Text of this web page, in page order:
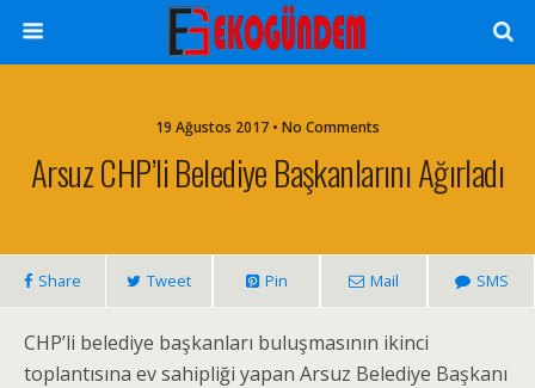
19 Ağustos 2017 • No Comments
Arsuz CHP’li Belediye Başkanlarını Ağırladı
Share Tweet Pin Mail SMS
CHP’li belediye başkanları buluşmasının ikinci
toplantısına ev sahipliği yapan Arsuz Belediye Başkanı